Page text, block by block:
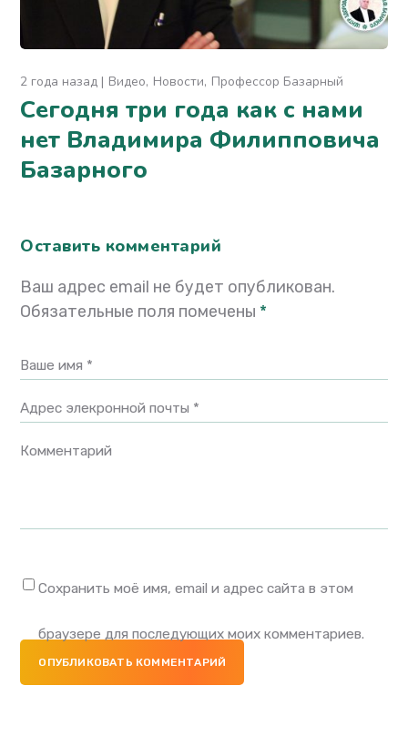
2 года назад Видео Новости Профессор Базарный
Сегодня три года как с нами
нет Владимира Филипповича
Базарного
Оставить комментарий
Ваш адрес email не будет опубликован.
Обязательные поля помечены *
Ваше имя *
Адрес элекронной почты *
Комментарий
Сохранить моё имя, email и адрес сайта в этом
браузере для последующих моих комментариев.
ОПУБЛИКОВАТЬ КОММЕНТАРИЙ